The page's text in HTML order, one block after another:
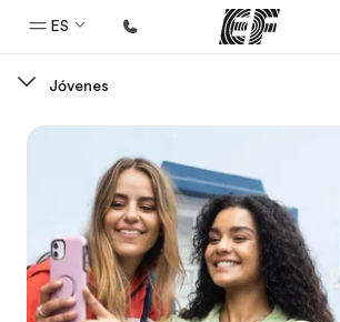
ES
Bienvenido a EF
Programas
Ver todo lo que hacemos
Oficinas
Encuentra una oficina
Jóvenes